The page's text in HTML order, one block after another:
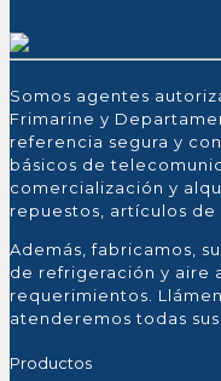
Somos agentes
Frimarine y
referencia segura y
básicos de
comercialización y
repuestos, artículos
Además, fabricamos,
de refrigeración y aire
requerimientos.
atenderemos todas sus
Productos